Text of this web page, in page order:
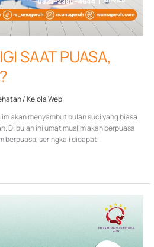
SAAT PUASA,
/Kelola Web
akan menyambut bulan suci yang biasa
Di bulan ini umat muslim akan berpuasa
berpuasa, seringkali didapati